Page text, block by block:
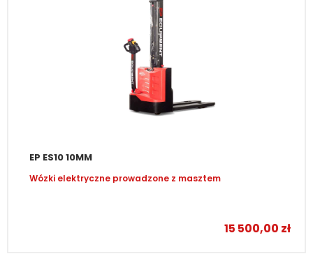
EP ES10 10MM
Wózki elektryczne prowadzone z masztem
15 500,00 zł